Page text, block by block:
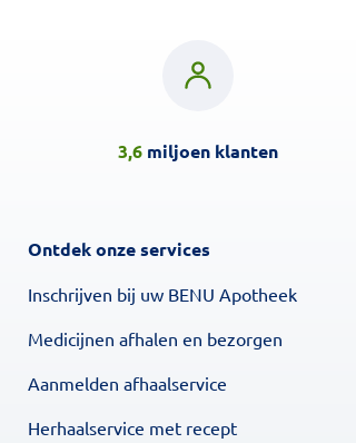
3,6 miljoen klanten
Ontdek onze services
Inschrijven bij uw BENU Apotheek
Medicijnen afhalen en bezorgen
Aanmelden afhaalservice
Herhaalservice met recept